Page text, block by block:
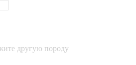
другую породу